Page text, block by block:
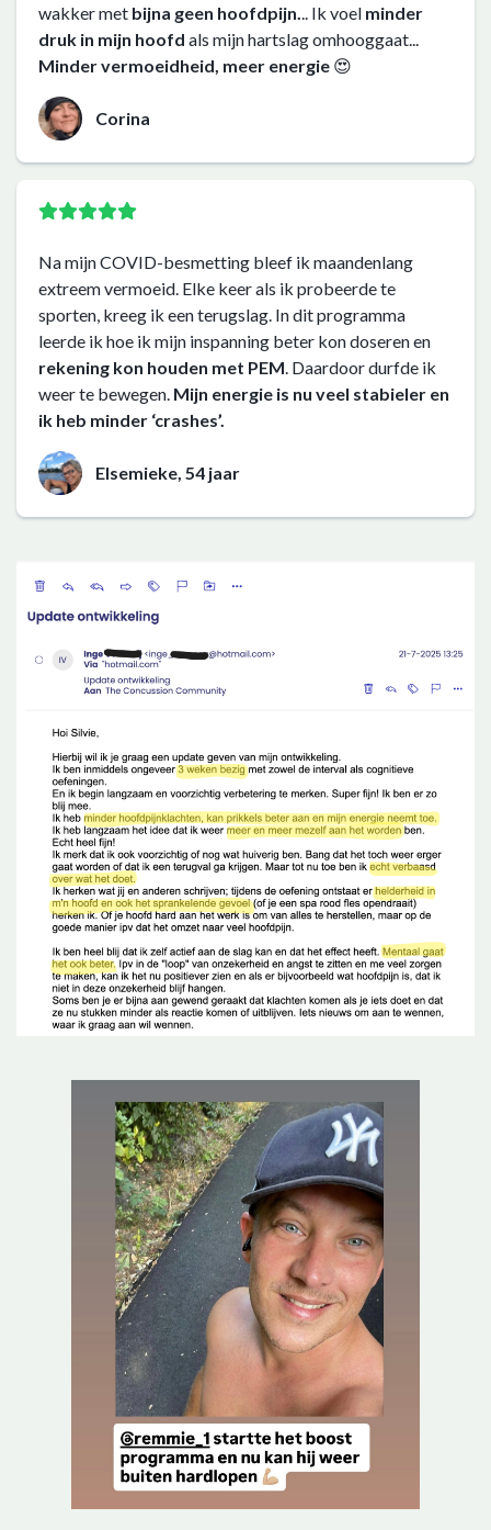
wakker met bijna geen hoofdpijn. .. Ik voel minder
druk in mijn hoofd als mijn hartslag omhooggaat...
Minder vermoeidheid, meer energie 😍
Corina
Na mijn COVID-besmetting bleef ik maandenlang
extreem vermoeid. Elke keer als ik probeerde te
sporten, kreeg ik een terugslag. In dit programma
leerde ik hoe ik mijn inspanning beter kon doseren en
rekening kon houden met PEM . Daardoor durfde ik
weer te bewegen. Mijn energie is nu veel stabieler en
ik heb minder ‘crashes’.
Elsemieke, 54 jaar